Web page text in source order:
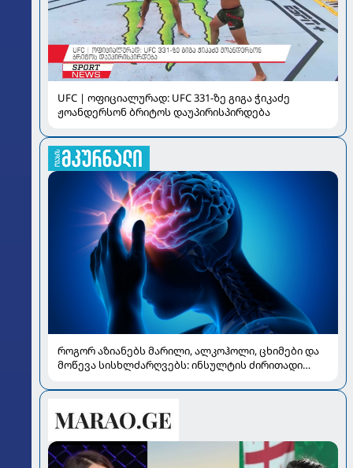
UFC | ოფიციალურად: UFC 331-ზე გიგა ჭიკაძე
ჟოანდერსონ ბრიტოს დაუპირისპირდება
როგორ აზიანებს მარილი, ალკოჰოლი, ცხიმები და
მოწევა სისხლძარღვებს: ინსულტის ძირითადი